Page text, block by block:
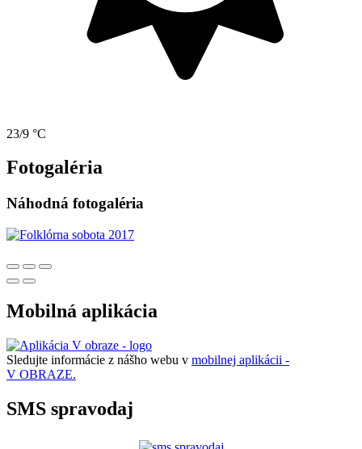
23/9 °C
Fotogaléria
Náhodná fotogaléria
Mobilná aplikácia
Sledujte informácie z nášho webu v mobilnej aplikácii -
V OBRAZE.
SMS spravodaj